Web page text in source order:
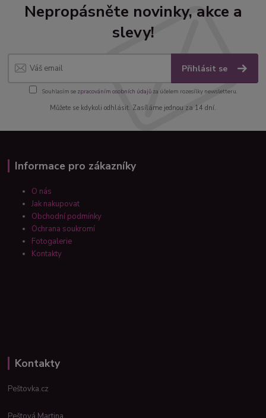
Nepropásněte novinky, akce a
slevy!
Přihlásit se
Souhlasím se zpracováním osobních údajůza účelem rozesílky newsletteru.
Můžete se kdykoli odhlásit. Zasíláme jednou za 14 dní.
Informace pro zákazníky
O nás
Jak nakupovat
Obchodní podmínky
Ochrana soukromí
Fotogalerie
Kontakty
Kontakty
Peštovka.cz